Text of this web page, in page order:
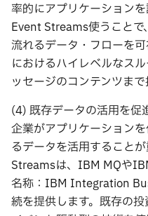
率的にアプリケーション
Event Streams使うこと
流れるデータ・フローを
におけるハイレベルなス
ッセージのコンテンツまで
(4) 既存データの活用を促
企業がアプリケーション
るデータを活用すること
Streamsは、IBM MQや
名称：IBM Integration
続を提供します。既存の投